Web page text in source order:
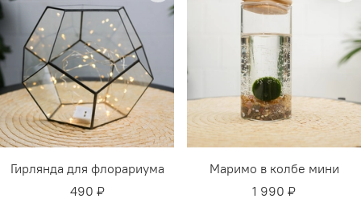
Гирлянда для флорариума
490 ₽
Маримо в колбе мини
1 990 ₽